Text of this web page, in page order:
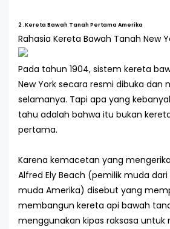
2 .Kereta Bawah Tanah Pertama Amerika
Rahasia Kereta Bawah Tanah New
Pada tahun 1904, sistem kereta
New York secara resmi dibuka dan
selamanya. Tapi apa yang
tahu adalah bahwa itu bukan
pertama.
Karena kemacetan yang
Alfred Ely Beach (pemilik muda
muda Amerika) disebut yang
membangun kereta api bawah
menggunakan kipas raksasa untuk